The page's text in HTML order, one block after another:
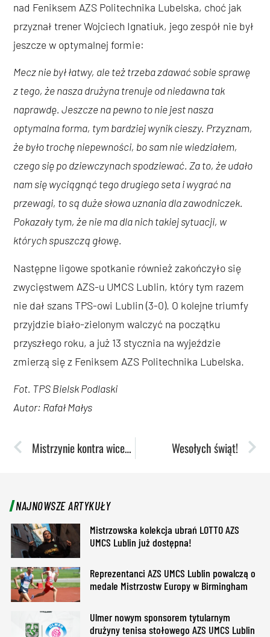
nad Feniksem AZS Politechnika Lubelska, choć jak
przyznał trener Wojciech Ignatiuk, jego zespół nie był
jeszcze w optymalnej formie:
Mecz nie był łatwy, ale też trzeba zdawać sobie sprawę
z tego, że nasza drużyna trenuje od niedawna tak
naprawdę. Jeszcze na pewno to nie jest nasza
optymalna forma, tym bardziej wynik cieszy. Przyznam,
że było trochę niepewności, bo sam nie wiedziałem,
czego się po dziewczynach spodziewać. Za to, że udało
nam się wyciągnąć tego drugiego seta i wygrać na
przewagi, to są duże słowa uznania dla zawodniczek.
Pokazały tym, że nie ma dla nich takiej sytuacji, w
których spuszczą głowę.
Następne ligowe spotkanie również zakończyło się
zwycięstwem AZS-u UMCS Lublin, który tym razem
nie dał szans TPS-owi Lublin (3-0). O kolejne triumfy
przyjdzie biało-zielonym walczyć na początku
przyszłego roku, a już 13 stycznia na wyjeździe
zmierzą się z Feniksem AZS Politechnika Lubelska.
Fot. TPS Bielsk Podlaski
Autor: Rafał Małys
Mistrzynie kontra wicemistrzynie, czyli przedświąteczne starcie w Polkowicach Wesołych świąt!
NAJNOWSZE ARTYKUŁY
Mistrzowska kolekcja ubrań LOTTO AZS
UMCS Lublin już dostępna!
Reprezentanci AZS UMCS Lublin powalczą o
medale Mistrzostw Europy w Birmingham
Ulmer nowym sponsorem tytularnym
drużyny tenisa stołowego AZS UMCS Lublin